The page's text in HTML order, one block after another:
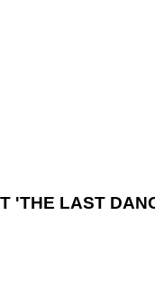
'THE LAST